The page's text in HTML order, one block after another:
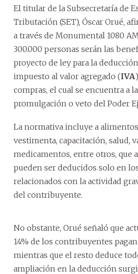
El titular de la Subsecretaría de
Tributación (SET), Óscar Orué,
a través de Monumental 1080
300.000 personas serán las
proyecto de ley para la
impuesto al valor agregado (IVA
compras, el cual se encuentra a
promulgación o veto del Poder
La normativa incluye a
vestimenta, capacitación, salud,
medicamentos, entre otros, que
pueden ser deducidos solo en
relacionados con la actividad
del contribuyente.
No obstante, Orué señaló que
14% de los contribuyentes
mientras que el resto deduce
ampliación en la deducción